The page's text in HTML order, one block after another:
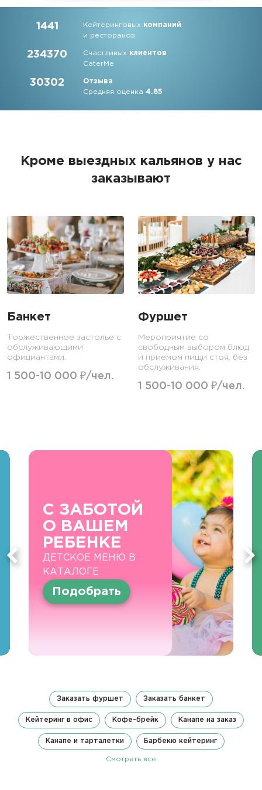
1441 Кейтеринговых компаний
и ресторанов
234370 Счастливых клиентов
CaterMe
30302
Отзыва
Средняя оценка4.85
Кроме выездных кальянов у нас
заказывают
Банкет
Торжественное застолье с
обслуживающими
официантами.
1 500-10 000 ₽/чел.
Фуршет
Мероприятие со
свободным выбором блюд
и приемом пищи стоя, без
обслуживания.
1 500-10 000 ₽/чел.
С ЗАБОТОЙ
О ВАШЕМ
РЕБЕНКЕ
ДЕТСКОЕ МЕНЮ В
КАТАЛОГЕ
Подобрать
Заказать фуршет Заказать банкет
Кейтеринг в офис Кофе-брейк Канапе на заказ
Канапе и тарталетки Барбекю кейтеринг
Смотреть все